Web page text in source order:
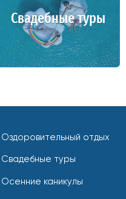
Свадебные туры
Оздоровительный отдых
Свадебные туры
Осенние каникулы